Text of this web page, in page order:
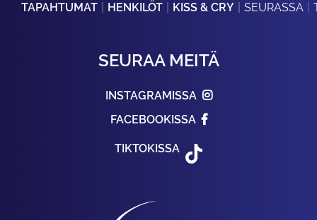
TAPAHTUMAT HENKILÖT KISS & CRY SEURASSA
SEURAA MEITÄ
INSTAGRAMISSA
FACEBOOKISSA
TIKTOKISSA